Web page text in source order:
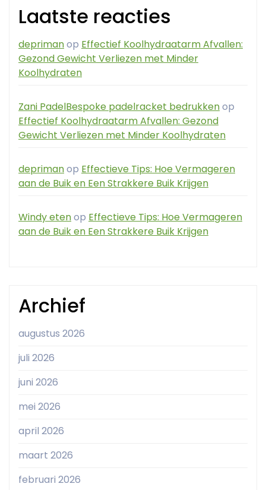
Laatste reacties
deprimanop Effectief Koolhydraatarm Afvallen:
Gezond Gewicht Verliezen met Minder
Koolhydraten
Zani PadelBespoke padelracket bedrukkenop
Effectief Koolhydraatarm Afvallen: Gezond
Gewicht Verliezen met Minder Koolhydraten
deprimanop Effectieve Tips: Hoe Vermageren
aan de Buik en Een Strakkere Buik Krijgen
Windy etenop Effectieve Tips: Hoe Vermageren
aan de Buik en Een Strakkere Buik Krijgen
Archief
augustus 2026
juli 2026
juni 2026
mei 2026
april 2026
maart 2026
februari 2026